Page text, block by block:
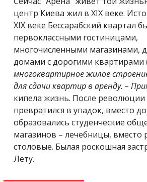
центр Киева жил в XIX веке.
XIX веке Бессарабский квартал
первоклассными гостиницами,
многочисленными магазинами,
домами с дорогими квартирами
многоквартирное жилое
для сдачи квартир в аренду. –
кипела жизнь. После революции
превратился в упадок, вместо
образовались студенческие
магазинов – лечебницы, вместо
столовые. Былая роскошная
Лету.